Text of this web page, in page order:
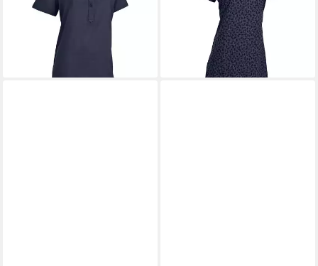
61,56 € 69,95 €
lieferbar - in 3-4 Werktagen bei dir
UVP69,95 €
lieferbar - in 3-4 Werktagen bei dir